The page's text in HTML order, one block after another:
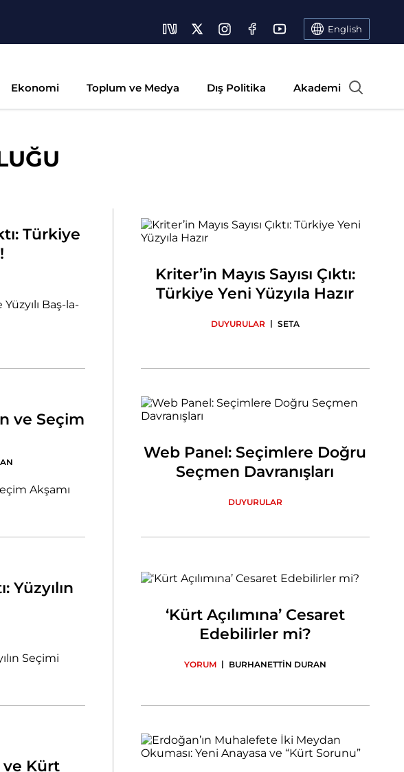
English
Ekonomi Toplum ve Medya Dış Politika Akademi
Türkiye
Kriter’in Mayıs Sayısı Çıktı:
Türkiye Yeni Yüzyıla Hazır
DUYURULAR | SETA
ve Seçim
Web Panel: Seçimlere Doğru
Seçmen Davranışları
DUYURULAR
Yüzyılın
‘Kürt Açılımına’ Cesaret
Edebilirler mi?
YORUM | BURHANETTİN DURAN
ve Kürt